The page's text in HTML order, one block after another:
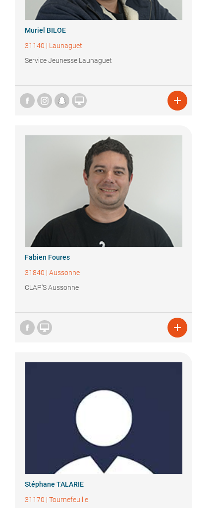
Muriel BILOE
31140 | Launaguet
Service Jeunesse Launaguet
 
Fabien Foures
31840 | Aussonne
CLAP'S Aussonne
 
Stéphane TALARIE
31170 | Tournefeuille